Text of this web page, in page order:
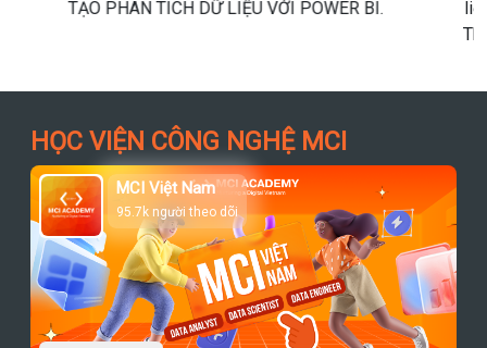
liệu này tăng/giảm?”. 💡 Kỹ thuật Filter – Drill-Down – Drill-
Through chính là chìa khóa để dashboard trở nên sống động
HỌC VIỆN CÔNG NGHỆ MCI
MCI Việt Nam
95.7k người theo dõi